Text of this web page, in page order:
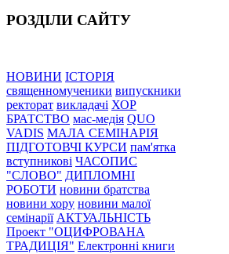
РОЗДІЛИ САЙТУ
НОВИНИ ІСТОРІЯ
священномученики випускники
ректорат викладачі ХОР
БРАТСТВО мас-медія QUO
VADIS МАЛА СЕМІНАРІЯ
ПІДГОТОВЧІ КУРСИ пам'ятка
вступникові ЧАСОПИС
"СЛОВО" ДИПЛОМНІ
РОБОТИ новини братства
новини хору новини малої
семінарії АКТУАЛЬНІСТЬ
Проект "ОЦИФРОВАНА
ТРАДИЦІЯ" Електронні книги